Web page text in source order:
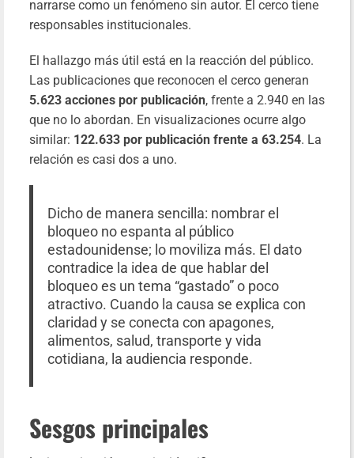
narrarse como un fenómeno sin autor. El cerco tiene
responsables institucionales.
El hallazgo más útil está en la reacción del público.
Las publicaciones que reconocen el cerco generan
5.623 acciones por publicación, frente a 2.940 en las
que no lo abordan. En visualizaciones ocurre algo
similar: 122.633 por publicación frente a 63.254. La
relación es casi dos a uno.
Dicho de manera sencilla: nombrar el
bloqueo no espanta al público
estadounidense; lo moviliza más. El dato
contradice la idea de que hablar del
bloqueo es un tema “gastado” o poco
atractivo. Cuando la causa se explica con
claridad y se conecta con apagones,
alimentos, salud, transporte y vida
cotidiana, la audiencia responde.
Sesgos principales